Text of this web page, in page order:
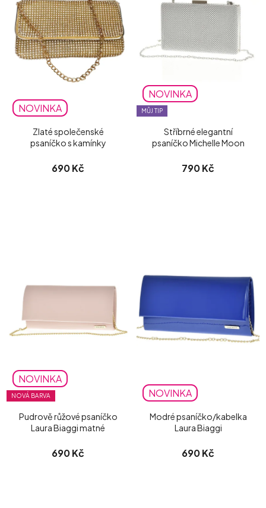
NOVINKA
Zlaté společenské
psaníčko s kamínky
690 Kč
NOVINKA
MŮJ TIP
Stříbrné elegantní
psaníčko Michelle Moon
790 Kč
NOVINKA
NOVÁ BARVA
Pudrově růžové psaníčko
Laura Biaggi matné
690 Kč
NOVINKA
Modré psaníčko/kabelka
Laura Biaggi
690 Kč